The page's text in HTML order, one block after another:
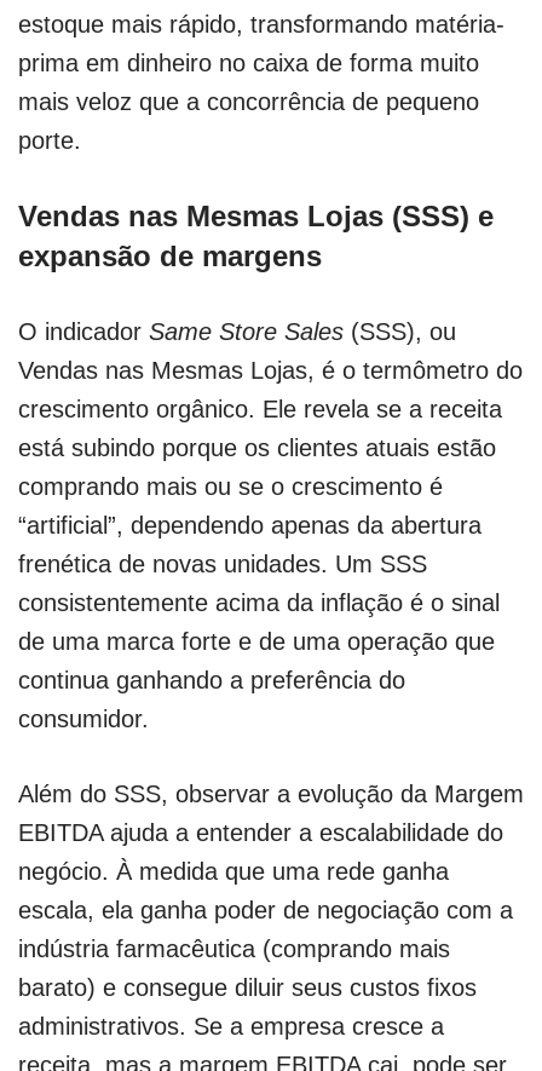
estoque mais rápido, transformando matéria-
prima em dinheiro no caixa de forma muito
mais veloz que a concorrência de pequeno
porte.
Vendas nas Mesmas Lojas (SSS) e
expansão de margens
O indicador Same Store Sales (SSS), ou
Vendas nas Mesmas Lojas, é o termômetro do
crescimento orgânico. Ele revela se a receita
está subindo porque os clientes atuais estão
comprando mais ou se o crescimento é
“artificial”, dependendo apenas da abertura
frenética de novas unidades. Um SSS
consistentemente acima da inflação é o sinal
de uma marca forte e de uma operação que
continua ganhando a preferência do
consumidor.
Além do SSS, observar a evolução da Margem
EBITDA ajuda a entender a escalabilidade do
negócio. À medida que uma rede ganha
escala, ela ganha poder de negociação com a
indústria farmacêutica (comprando mais
barato) e consegue diluir seus custos fixos
administrativos. Se a empresa cresce a
receita, mas a margem EBITDA cai, pode ser